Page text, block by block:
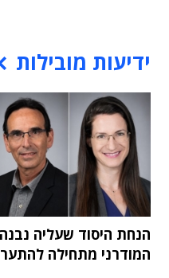
ידיעות מובילות
הנחת היסוד שעליה נבנה
המודרני מתחילה